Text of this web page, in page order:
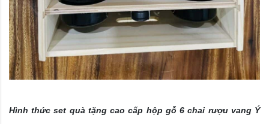
Hình thức set quà tặng cao cấp hộp gỗ 6 chai rượu vang Ý